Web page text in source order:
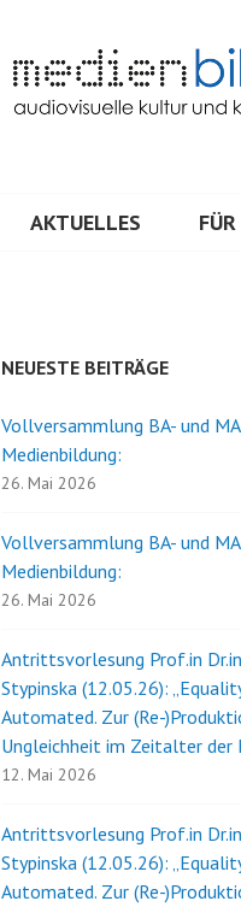
AKTUELLES
NEUESTE BEITRÄGE
Vollversammlung BA- und
Medienbildung:
26. Mai 2026
Vollversammlung BA- und
Medienbildung:
26. Mai 2026
Antrittsvorlesung Prof.in
Stypinska (12.05.26):
Automated. Zur (Re-
Ungleichheit im Zeitalter der
12. Mai 2026
Antrittsvorlesung Prof.in
Stypinska (12.05.26):
Automated. Zur (Re-